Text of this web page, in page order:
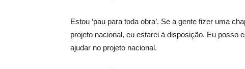
Estou ‘pau para toda obra’. Se a gente fizer uma
projeto nacional, eu estarei à disposição. Eu posso
ajudar no projeto nacional.